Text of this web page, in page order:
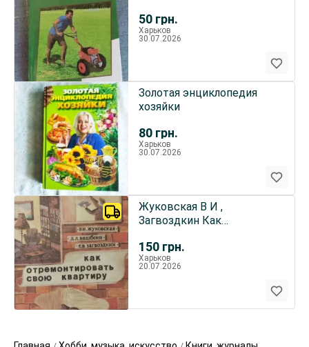
50 грн.
Харьков
30.07.2026
80 грн.
Золотая энциклопедия
хозяйки
Харьков
30.07.2026
150 грн.
Жуковская В И ,
Загвоздкин Как
квартиру 1991
Харьков
20.07.2026